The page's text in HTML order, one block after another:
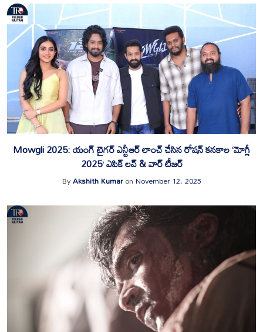
Mowgli 2025: యంగ్ టైగర్ ఎన్టీఆర్ లాంచ్ చేసిన రోషన్ కనకాల ‘మోగ్లీ
2025’ ఎపిక్ లవ్ & వార్ టీజర్‌
ByAkshith KumaronNovember 12, 2025